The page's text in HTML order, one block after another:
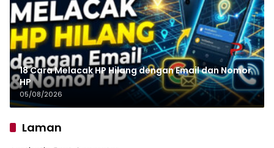
18 Cara Melacak HP Hilang dengan Email dan Nomor
HP
05/08/2026
Laman